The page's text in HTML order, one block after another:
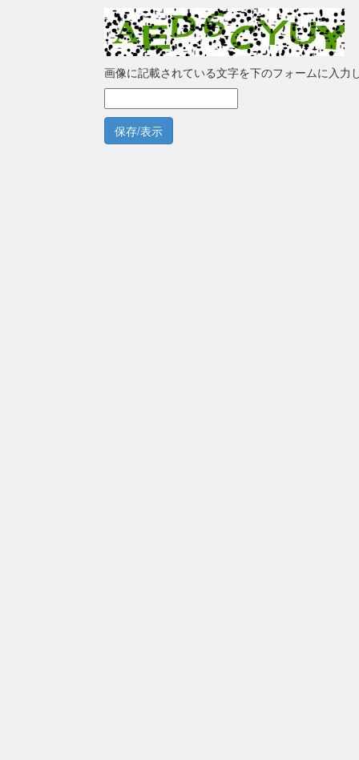
画像に記載されている文字を下のフォームに入力
保存/表示